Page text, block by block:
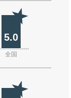
5.0
全国